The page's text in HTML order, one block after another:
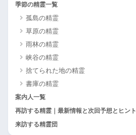
季節の精霊一覧
孤島の精霊
草原の精霊
雨林の精霊
峡谷の精霊
捨てられた地の精霊
書庫の精霊
案内人一覧
再訪する精霊｜最新情報と次回予想とヒント
来訪する精霊団